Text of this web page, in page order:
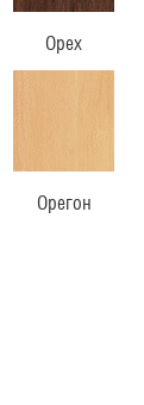
Орех
Орегон